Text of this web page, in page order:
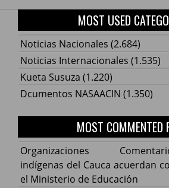
MOST USED
Noticias Nacionales (2.684)
Noticias Internacionales (1.535)
Kueta Susuza (1.220)
Dcumentos NASAACIN (1.350)
MOST COMMENTED
Organizaciones
indígenas del Cauca acuerdan
el Ministerio de Educación